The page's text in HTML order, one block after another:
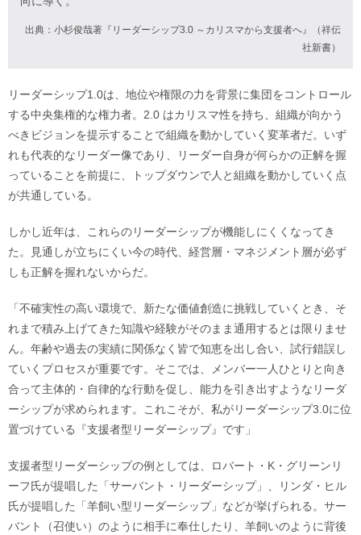
出典：小杉俊哉著『リーダーシップ3.0 ～カリスマから支援者へ』（祥伝
社新書）
リーダーシップ1.0は、地位や権限の力を背景に集団をコントロール
する中央集権的な権力者。2.0 はカリスマ性を持ち、組織が向かう
べきビジョンを提示することで組織を動かしていく変革者だ。いず
れも代表的なリーダー像であり、リーダー自身が何らかの正解を握
っていることを前提に、トップダウンで人と組織を動かしていく点
が共通している。
しかし近年は、これらのリーダーシップが機能しにくくなってき
た。見通しが立ちにくい今の時代、経営層・マネジメント層が必ず
しも正解を握れないからだ。
「不確実性の高い環境で、新たな価値創造に挑戦していくとき、そ
れまで積み上げてきた知識や経験がそのまま通用するとは限りませ
ん。年齢や過去の実績に関係なく皆で知恵を出し合い、試行錯誤し
ていくプロセスが重要です。そこでは、メンバー一人ひとりと向き
合って主体的・自律的な行動を促し、能力を引き出すようなリーダ
ーシップが求められます。これこそが、私がリーダーシップ3.0に位
置づけている『支援者型リーダーシップ』です」
支援者型リーダーシップの例としては、ロバート・K・グリーンリ
ーフ氏が提唱した「サーバント・リーダーシップ」、リンダ・ヒル
氏が提唱した「羊飼い型リーダーシップ」などが挙げられる。サー
バント（召使い）のように相手に奉仕したり、羊飼いのように背後